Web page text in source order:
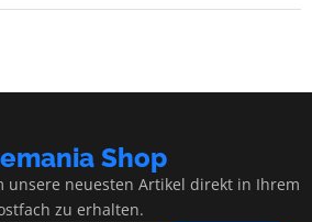
Shop
unsere neuesten Artikel direkt in Ihrem
zu erhalten.